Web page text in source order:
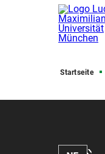
Startseite